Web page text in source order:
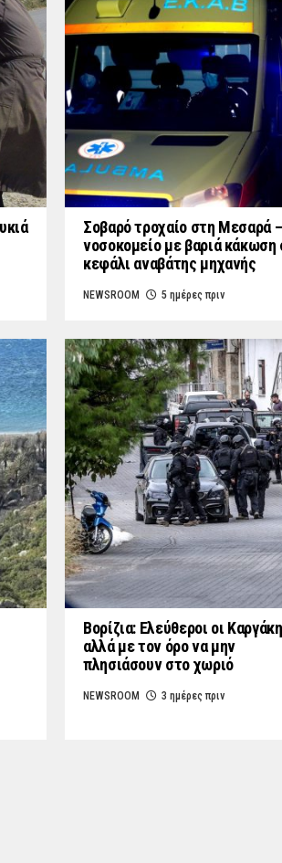
Σοβαρό τροχαίο στη Μεσαρά
νοσοκομείο με βαριά κάκωση
κεφάλι αναβάτης μηχανής
NEWSROOM 5 ημέρες πριν
Βορίζια: Ελεύθεροι οι
αλλά με τον όρο να μην
πλησιάσουν στο χωριό
NEWSROOM 3 ημέρες πριν